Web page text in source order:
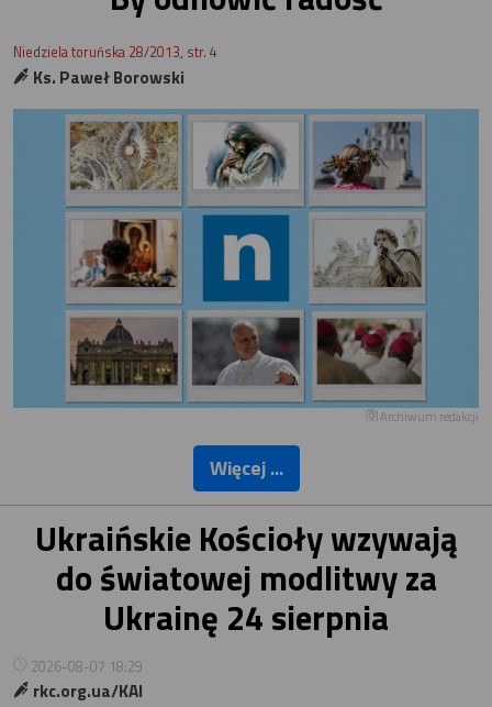
Niedziela toruńska 28/2013, str. 4
Ks. Paweł Borowski
Archiwum redakcji
Więcej ...
Ukraińskie Kościoły wzywają
do światowej modlitwy za
Ukrainę 24 sierpnia
2026-08-07 18:29
rkc.org.ua/KAI